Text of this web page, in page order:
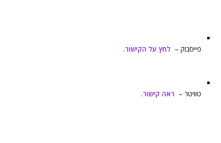
פייסבוק – לחץ על הקישור.
טוויטר – ראה קישור.